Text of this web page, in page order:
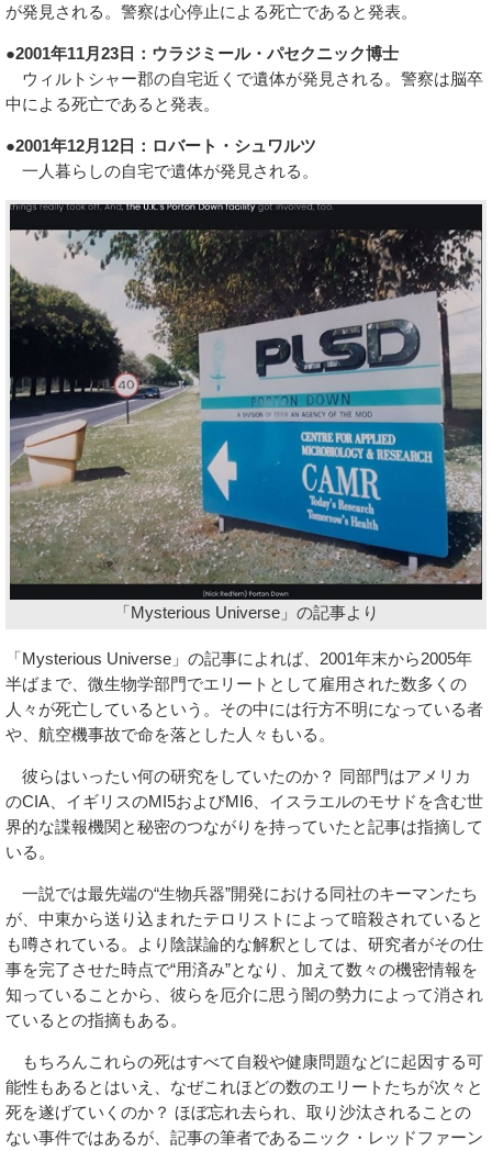
が発見される。警察は心停止による死亡であると発表。
●2001年11月23日：ウラジミール・パセクニック博士
ウィルトシャー郡の自宅近くで遺体が発見される。警察は脳卒
中による死亡であると発表。
●2001年12月12日：ロバート・シュワルツ
一人暮らしの自宅で遺体が発見される。
「Mysterious Universe」の記事より
「Mysterious Universe」の記事によれば、2001年末から2005年
半ばまで、微生物学部門でエリートとして雇用された数多くの
人々が死亡しているという。その中には行方不明になっている者
や、航空機事故で命を落とした人々もいる。
彼らはいったい何の研究をしていたのか？ 同部門はアメリカ
のCIA、イギリスのMI5およびMI6、イスラエルのモサドを含む世
界的な諜報機関と秘密のつながりを持っていたと記事は指摘して
いる。
一説では最先端の“生物兵器”開発における同社のキーマンたち
が、中東から送り込まれたテロリストによって暗殺されていると
も噂されている。より陰謀論的な解釈としては、研究者がその仕
事を完了させた時点で“用済み”となり、加えて数々の機密情報を
知っていることから、彼らを厄介に思う闇の勢力によって消され
ているとの指摘もある。
もちろんこれらの死はすべて自殺や健康問題などに起因する可
能性もあるとはいえ、なぜこれほどの数のエリートたちが次々と
死を遂げていくのか？ ほぼ忘れ去られ、取り沙汰されることの
ない事件ではあるが、記事の筆者であるニック・レッドファーン